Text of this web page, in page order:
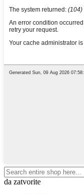
da zatvorite